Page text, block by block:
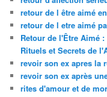
retour de l être aimé
retour de l etre aimé
Retour de l'Être Aimé
Rituels et Secrets de
revoir son ex apres la
revoir son ex après
rites d'amour et de